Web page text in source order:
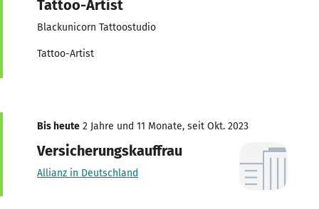
Tattoo-Artist
Blackunicorn Tattoostudio
Tattoo-Artist
Bis heute 2 Jahre und 11 Monate, seit Okt. 2023
Versicherungskauffrau
Allianz in Deutschland